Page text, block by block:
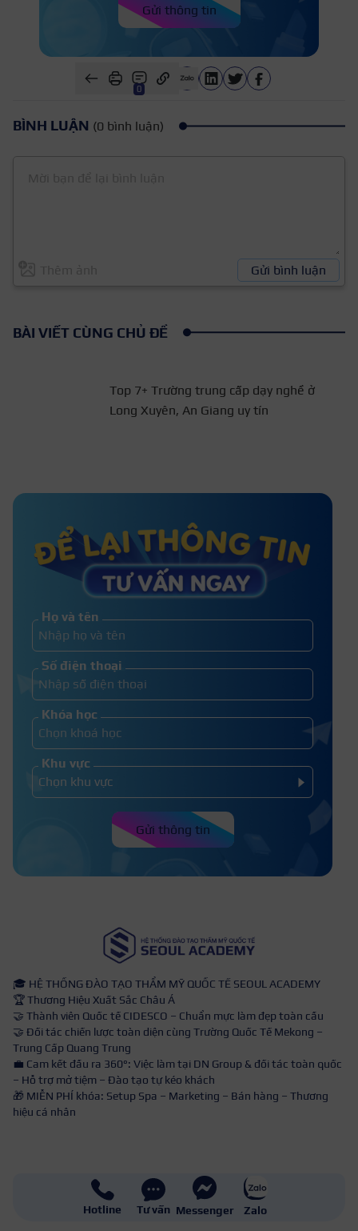
Gửi thông tin
0
BÌNH LUẬN (0 bình luận)
Gửi bình luận
BÀI VIẾT CÙNG CHỦ ĐỀ
nghề ở Long Xuyên, An Giang
uy tín
Top 15 địa chỉ học nghề thẩm mỹ ở
Tiền Giang uy tín
tại Hải Phòng chất lượng
Họ và tên
Số điện thoại
Khóa học
Khu vực
Gửi thông tin
🎓 HỆ THỐNG ĐÀO TẠO THẨM MỸ QUỐC TẾ SEOUL ACADEMY
🏆 Thương Hiệu Xuất Sắc Châu Á
🤝 Thành viên Quốc tế CIDESCO – Chuẩn mực làm đẹp toàn cầu
🤝 Đối tác chiến lược toàn diện cùng Trường Quốc Tế Mekong –
Trung Cấp Quang Trung
💼 Cam kết đầu ra 360°: Việc làm tại DN Group & đối tác toàn quốc
– Hỗ trợ mở tiệm – Đào tạo tự kéo khách
🎁 MIỄN PHÍ khóa: Setup Spa – Marketing – Bán hàng – Thương
hiệu cá nhân
Hotline Tư vấn Messenger Zalo